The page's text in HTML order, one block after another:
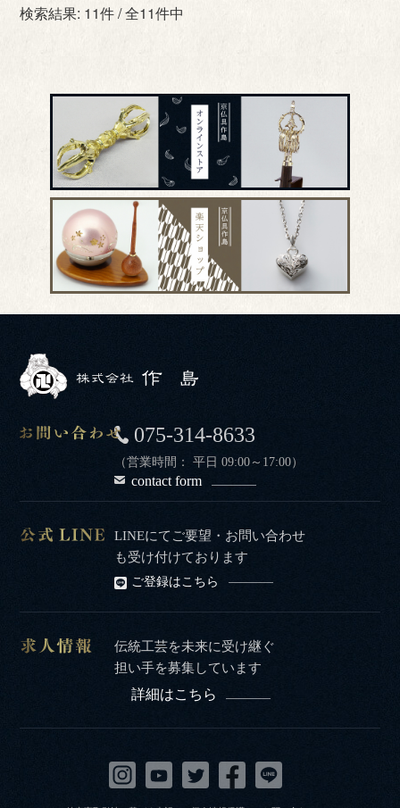
検索結果: 11件 / 全11件中
075-314-8633
（営業時間： 平日 09:00～17:00）
contact form
LINEにてご要望・お問い合わせ
も受け付けております
ご登録はこちら
伝統工芸を未来に受け継ぐ
担い手を募集しています
詳細はこちら